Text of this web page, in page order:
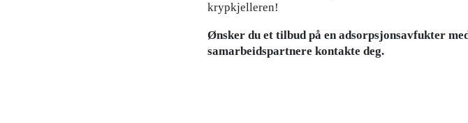
krypkjelleren!
Ønsker du et tilbud på en adsorpsjonsavfukter
samarbeidspartnere kontakte deg.